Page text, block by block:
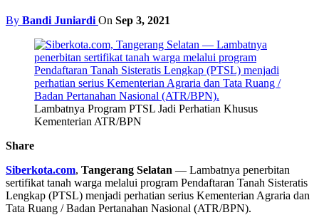
By Bandi Juniardi On Sep 3, 2021
Lambatnya Program PTSL Jadi Perhatian Khusus
Kementerian ATR/BPN
Share
Siberkota.com, Tangerang Selatan — Lambatnya penerbitan
sertifikat tanah warga melalui program Pendaftaran Tanah Sisteratis
Lengkap (PTSL) menjadi perhatian serius Kementerian Agraria dan
Tata Ruang / Badan Pertanahan Nasional (ATR/BPN).